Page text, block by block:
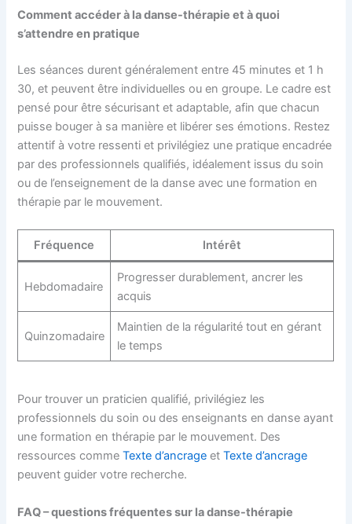
Comment accéder à la danse-thérapie et à quoi
s’attendre en pratique
Les séances durent généralement entre 45 minutes et 1 h
30, et peuvent être individuelles ou en groupe. Le cadre est
pensé pour être sécurisant et adaptable, afin que chacun
puisse bouger à sa manière et libérer ses émotions. Restez
attentif à votre ressenti et privilégiez une pratique encadrée
par des professionnels qualifiés, idéalement issus du soin
ou de l’enseignement de la danse avec une formation en
thérapie par le mouvement.
Fréquence Intérêt
Hebdomadaire
Progresser durablement, ancrer les
acquis
Quinzomadaire
Maintien de la régularité tout en gérant
le temps
Pour trouver un praticien qualifié, privilégiez les
professionnels du soin ou des enseignants en danse ayant
une formation en thérapie par le mouvement. Des
ressources commeTexte d’ancrage etTexte d’ancrage
peuvent guider votre recherche.
FAQ – questions fréquentes sur la danse-thérapie